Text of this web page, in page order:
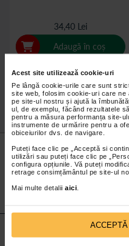
Acest site utilizează cookie-uri
Pe lângă cookie-urile care sunt
site web, folosim cookie-uri care
pe site-ul nostru și ajută la
ul, de exemplu, făcând rezultatele
pentru a măsura performanța site-
instrumente de urmărire pentru a
obiceiurilor dvs. de navigare.
Puteți face clic pe „Acceptă si
utilizări sau puteți face clic pe
configura opțiunile. Vă puteți
retrage consimțământul pe site-ul
Mai multe detalii aici
34,40 Lei
Adaugă în coș
Nu lăsa niciun
Abonează-tela